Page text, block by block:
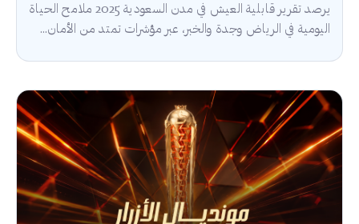
يرصد تقرير قابلية العيش في مدن السعودية 2025 ملامح الحياة
اليومية في الرياض وجدة والخبر، عبر مؤشرات تمتد من الأمان...